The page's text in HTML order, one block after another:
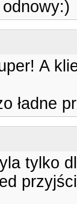
A
ładne
tylko